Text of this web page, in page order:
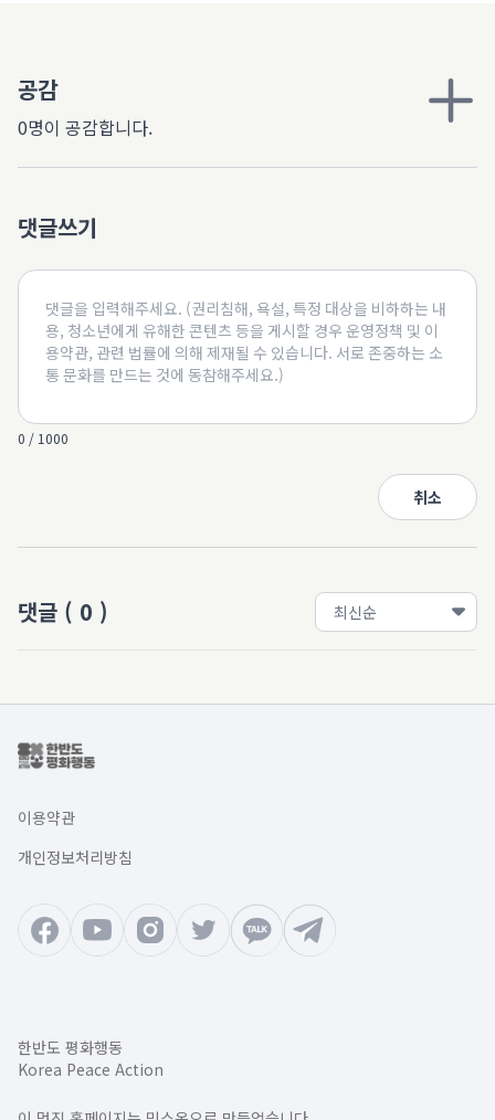
공감
0명이 공감합니다.
댓글쓰기
0 / 1000
취소
댓글 ( 0 )
이용약관
개인정보처리방침
한반도 평화행동
Korea Peace Action